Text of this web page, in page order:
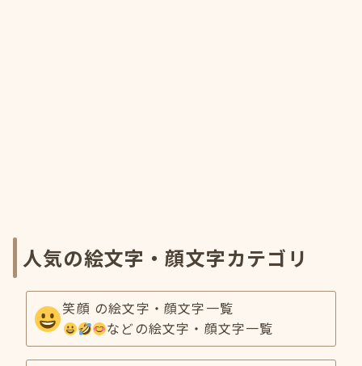
人気の絵文字・顔文字カテゴリ
笑顔 の絵文字・顔文字一覧
などの絵文字・顔文字一覧